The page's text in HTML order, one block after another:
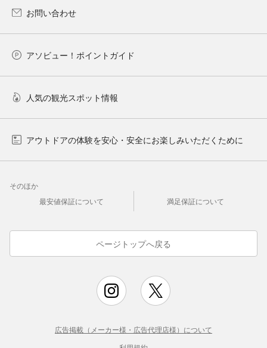
お問い合わせ
アソビュー！ポイントガイド
人気の観光スポット情報
アウトドアの体験を安心・安全にお楽しみいただくために
そのほか
最安値保証について
満足保証について
ページトップへ戻る
広告掲載（メーカー様・広告代理店様）について